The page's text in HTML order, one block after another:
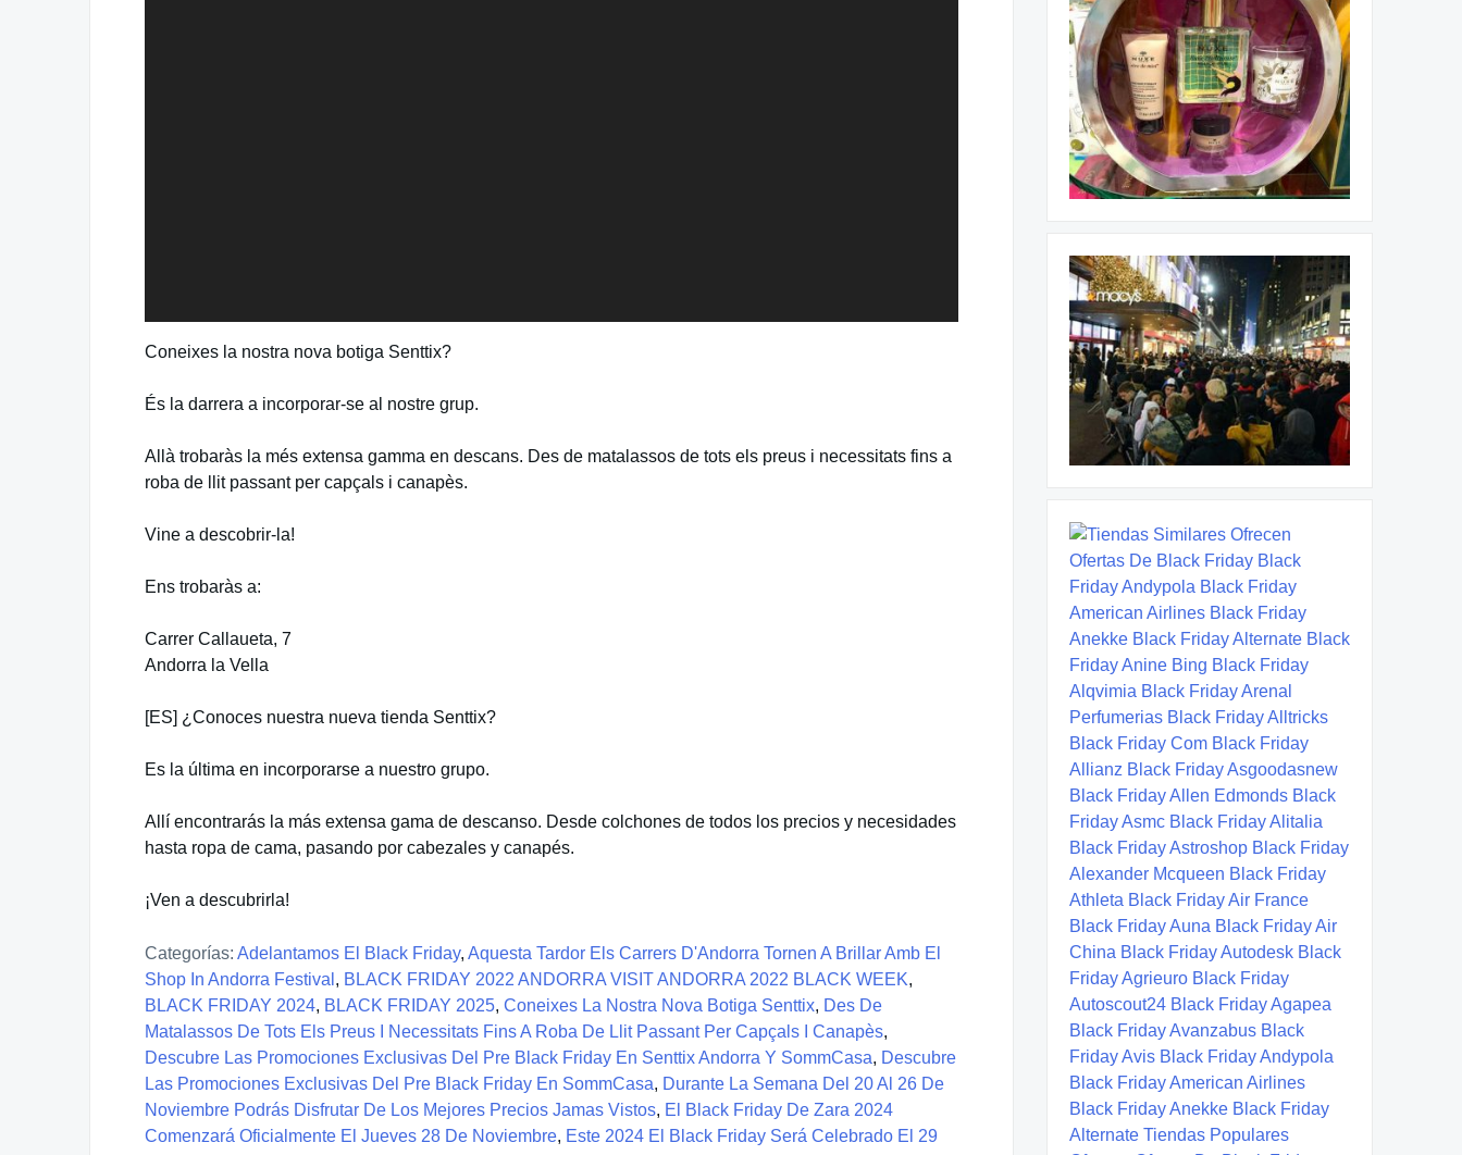
Coneixes la nostra nova botiga Senttix?
És la darrera a incorporar-se al nostre grup.
Allà trobaràs la més extensa gamma en descans. Des de matalassos de tots els preus i necessitats fins a
roba de llit passant per capçals i canapès.
Vine a descobrir-la!
Ens trobaràs a:
Carrer Callaueta, 7
Andorra la Vella
[ES] ¿Conoces nuestra nueva tienda Senttix?
Es la última en incorporarse a nuestro grupo.
Allí encontrarás la más extensa gama de descanso. Desde colchones de todos los precios y necesidades
hasta ropa de cama, pasando por cabezales y canapés.
¡Ven a descubrirla!
Categorías: Adelantamos El Black Friday, Aquesta Tardor Els Carrers D'Andorra Tornen A Brillar Amb El
Shop In Andorra Festival , BLACK FRIDAY 2022 ANDORRA VISIT ANDORRA 2022 BLACK WEEK,
BLACK FRIDAY 2024, BLACK FRIDAY 2025, Coneixes La Nostra Nova Botiga Senttix, Des De
Matalassos De Tots Els Preus I Necessitats Fins A Roba De Llit Passant Per Capçals I Canapès,
Descubre Las Promociones Exclusivas Del Pre Black Friday En Senttix Andorra Y SommCasa, Descubre
Las Promociones Exclusivas Del Pre Black Friday En SommCasa, Durante La Semana Del 20 Al 26 De
Noviembre Podrás Disfrutar De Los Mejores Precios Jamas Vistos, El Black Friday De Zara 2024
Comenzará Oficialmente El Jueves 28 De Noviembre, Este 2024 El Black Friday Será Celebrado El 29